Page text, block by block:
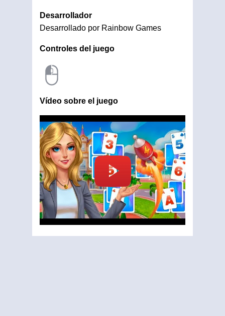
Desarrollador
Desarrollado por Rainbow Games
Controles del juego
Vídeo sobre el juego